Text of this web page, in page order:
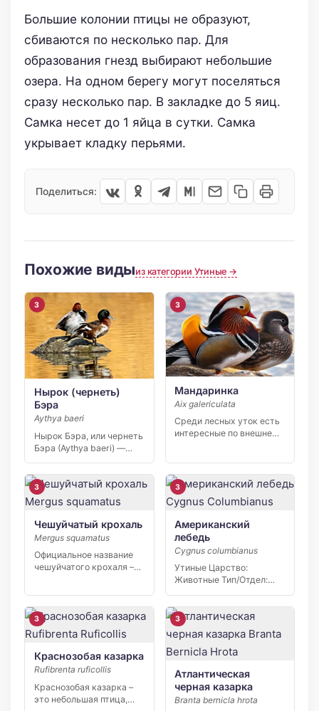
Большие колонии птицы не образуют,
сбиваются по несколько пар. Для
образования гнезд выбирают небольшие
озера. На одном берегу могут поселяться
сразу несколько пар. В закладке до 5 яиц.
Самка несет до 1 яйца в сутки. Самка
укрывает кладку перьями.
Поделиться:
Похожие видыиз категории Утиные →
3
Нырок (чернеть)
Бэра
Aythya baeri
Нырок Бэра, или чернеть
Бэра (Aythya baeri) —
3
Мандаринка
Aix galericulata
Среди лесных уток есть
интересные по внешнему
3
Чешуйчатый крохаль
Mergus squamatus
Официальное название
чешуйчатого крохаля –
3
Американский
лебедь
Cygnus columbianus
Утиные Царство:
Животные Тип/Отдел:
Отряд/Порядок:
Гусеобразные…
3
Краснозобая казарка
Rufibrenta ruficollis
Краснозобая казарка –
это небольшая птица,
3
Атлантическая
черная казарка
Branta bernicla hrota